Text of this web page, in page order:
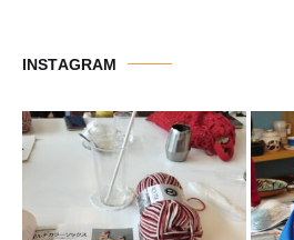
ー
INSTAGRAM